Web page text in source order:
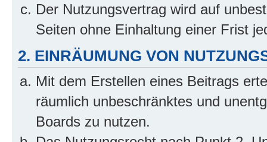
Der Nutzungsvertrag wird auf
Seiten ohne Einhaltung einer Frist
2. EINRÄUMUNG VON
Mit dem Erstellen eines Beitrags
räumlich unbeschränktes und
Boards zu nutzen.